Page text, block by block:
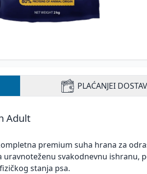
PLAĆANJEI
Adult
premium suha hrana za
uravnoteženu svakodnevnu ishranu,
stanja psa.